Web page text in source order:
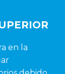
en la